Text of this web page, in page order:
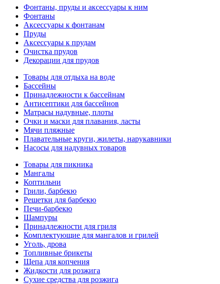
Фонтаны, пруды и аксессуары к ним
Фонтаны
Аксессуары к фонтанам
Пруды
Аксессуары к прудам
Очистка прудов
Декорации для прудов
Товары для отдыха на воде
Бассейны
Принадлежности к бассейнам
Антисептики для бассейнов
Матраcы надувные, плоты
Очки и маски для плавания, ласты
Мячи пляжные
Плавательные круги, жилеты, нарукавники
Насосы для надувных товаров
Товары для пикника
Мангалы
Коптильни
Грили, барбекю
Решетки для барбекю
Печи-барбекю
Шампуры
Принадлежности для гриля
Комплектующие для мангалов и грилей
Уголь, дрова
Топливные брикеты
Щепа для копчения
Жидкости для розжига
Сухие средства для розжига